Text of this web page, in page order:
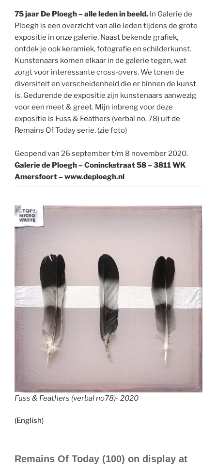
75 jaar De Ploegh – alle leden in beeld. In Galerie de
Ploegh is een overzicht van alle leden tijdens de grote
expositie in onze galerie. Naast bekende grafiek,
ontdek je ook keramiek, fotografie en schilderkunst.
Kunstenaars komen elkaar in de galerie tegen, wat
zorgt voor interessante cross-overs. We tonen de
diversiteit en verscheidenheid die er binnen de kunst
is. Gedurende de expositie zijn kunstenaars aanwezig
voor een meet & greet. Mijn inbreng voor deze
expositie is Fuss & Feathers (verbal no. 78) uit de
Remains Of Today serie. (zie foto)
Geopend van 26 september t/m 8 november 2020.
Galerie de Ploegh – Coninckstraat 58 – 3811 WK
Amersfoort – www.deploegh.nl
Fuss & Feathers (verbal no78)- 2020
(English)
Remains Of Today (100) on display at